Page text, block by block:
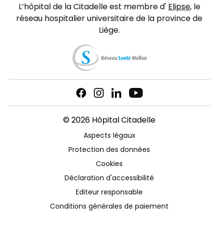
L’hôpital de la Citadelle est membre d'Elipse, le
réseau hospitalier universitaire de la province de
Liège.
© 2026 Hôpital Citadelle
Aspects légaux
Protection des données
Cookies
Déclaration d'accessibilité
Editeur responsable
Conditions générales de paiement